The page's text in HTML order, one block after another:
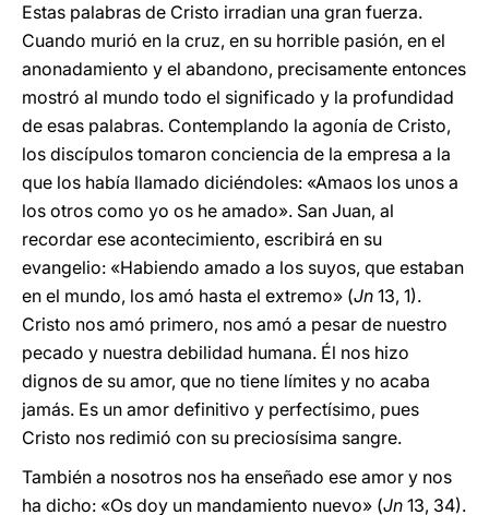
Estas palabras de Cristo irradian una gran fuerza.
Cuando murió en la cruz, en su horrible pasión, en el
anonadamiento y el abandono, precisamente entonces
mostró al mundo todo el significado y la profundidad
de esas palabras. Contemplando la agonía de Cristo,
los discípulos tomaron conciencia de la empresa a la
que los había llamado diciéndoles: «Amaos los unos a
los otros como yo os he amado». San Juan, al
recordar ese acontecimiento, escribirá en su
evangelio: «Habiendo amado a los suyos, que estaban
en el mundo, los amó hasta el extremo» (Jn 13, 1).
Cristo nos amó primero, nos amó a pesar de nuestro
pecado y nuestra debilidad humana. Él nos hizo
dignos de su amor, que no tiene límites y no acaba
jamás. Es un amor definitivo y perfectísimo, pues
Cristo nos redimió con su preciosísima sangre.
También a nosotros nos ha enseñado ese amor y nos
ha dicho: «Os doy un mandamiento nuevo» (Jn 13, 34).